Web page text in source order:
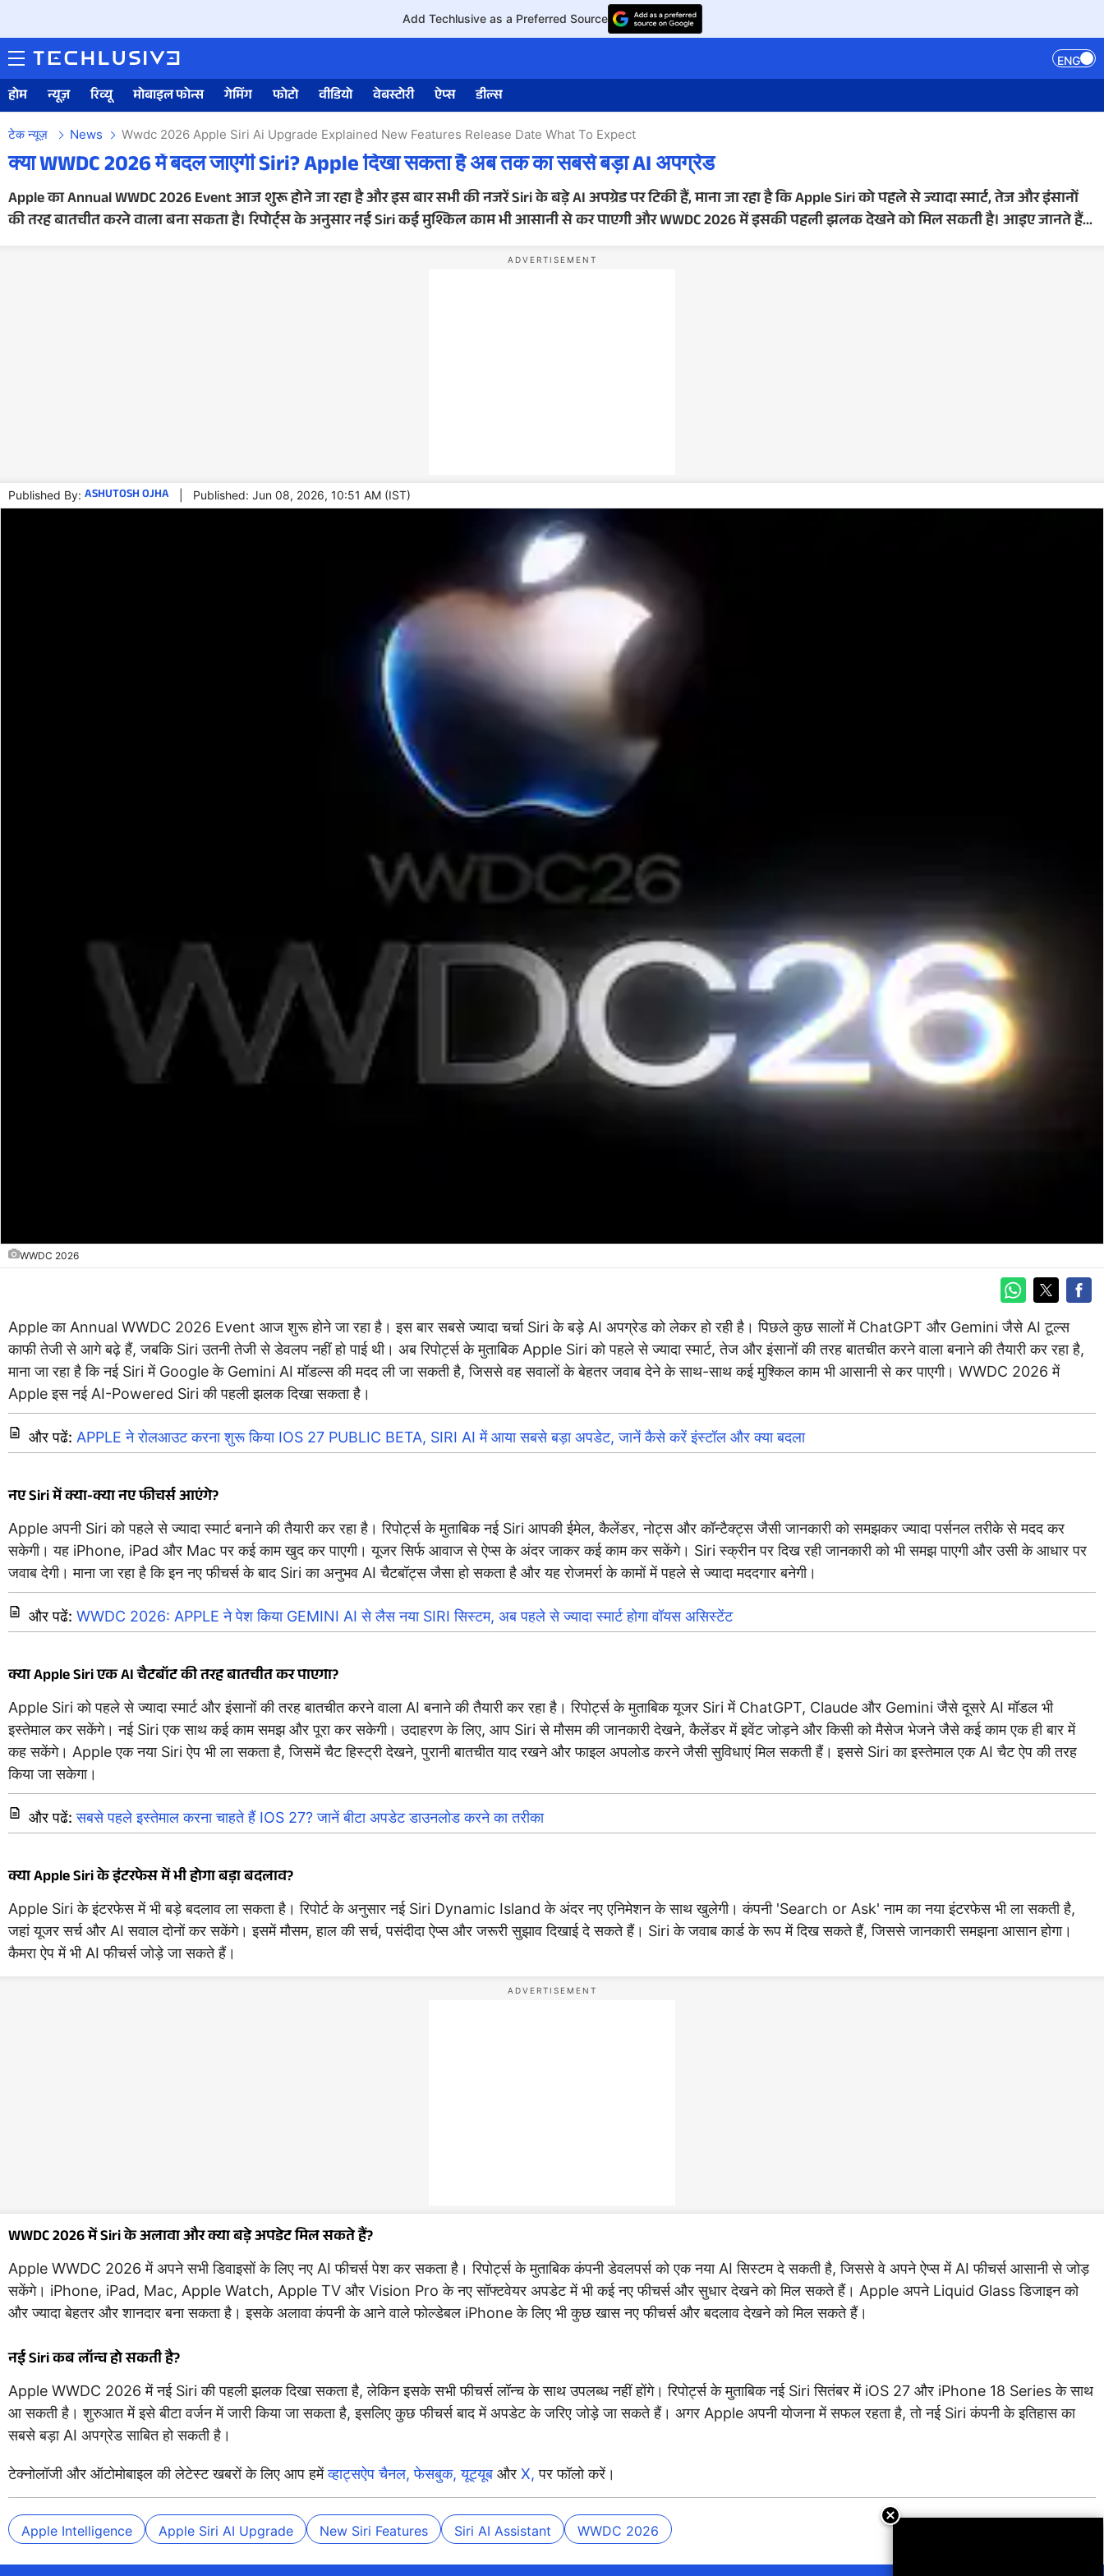
Add Techlusive as a Preferred Source
ENG
होम न्यूज़ रिव्यू मोबाइल फोन्स गेमिंग फोटो वीडियो वेबस्टोरी ऐप्स डील्स
टेक न्यूज़ News Wwdc 2026 Apple Siri Ai Upgrade Explained New Features Release Date What To Expect
क्या WWDC 2026 में बदल जाएगी Siri? Apple दिखा सकता है अब तक का सबसे बड़ा AI अपग्रेड
Apple का Annual WWDC 2026 Event आज शुरू होने जा रहा है और इस बार सभी की नजरें Siri के बड़े AI अपग्रेड पर टिकी हैं, माना जा रहा है कि Apple Siri को पहले से ज्यादा स्मार्ट, तेज और इंसानों
की तरह बातचीत करने वाला बना सकता है। रिपोर्ट्स के अनुसार नई Siri कई मुश्किल काम भी आसानी से कर पाएगी और WWDC 2026 में इसकी पहली झलक देखने को मिल सकती है। आइए जानते हैं...
Published By: ASHUTOSH OJHA Published: Jun 08, 2026, 10:51 AM (IST)
WWDC 2026
Apple का Annual WWDC 2026 Event आज शुरू होने जा रहा है। इस बार सबसे ज्यादा चर्चा Siri के बड़े AI अपग्रेड को लेकर हो रही है। पिछले कुछ सालों में ChatGPT और Gemini जैसे AI टूल्स
काफी तेजी से आगे बढ़े हैं, जबकि Siri उतनी तेजी से डेवलप नहीं हो पाई थी। अब रिपोर्ट्स के मुताबिक Apple Siri को पहले से ज्यादा स्मार्ट, तेज और इंसानों की तरह बातचीत करने वाला बनाने की तैयारी कर रहा है,
माना जा रहा है कि नई Siri में Google के Gemini AI मॉडल्स की मदद ली जा सकती है, जिससे वह सवालों के बेहतर जवाब देने के साथ-साथ कई मुश्किल काम भी आसानी से कर पाएगी। WWDC 2026 में
Apple इस नई AI-Powered Siri की पहली झलक दिखा सकता है।
और पढें: APPLE ने रोलआउट करना शुरू किया IOS 27 PUBLIC BETA, SIRI AI में आया सबसे बड़ा अपडेट, जानें कैसे करें इंस्टॉल और क्या बदला
नए Siri में क्या-क्या नए फीचर्स आएंगे?
Apple अपनी Siri को पहले से ज्यादा स्मार्ट बनाने की तैयारी कर रहा है। रिपोर्ट्स के मुताबिक नई Siri आपकी ईमेल, कैलेंडर, नोट्स और कॉन्टैक्ट्स जैसी जानकारी को समझकर ज्यादा पर्सनल तरीके से मदद कर
सकेगी। यह iPhone, iPad और Mac पर कई काम खुद कर पाएगी। यूजर सिर्फ आवाज से ऐप्स के अंदर जाकर कई काम कर सकेंगे। Siri स्क्रीन पर दिख रही जानकारी को भी समझ पाएगी और उसी के आधार पर
जवाब देगी। माना जा रहा है कि इन नए फीचर्स के बाद Siri का अनुभव AI चैटबॉट्स जैसा हो सकता है और यह रोजमर्रा के कामों में पहले से ज्यादा मददगार बनेगी।
और पढें: WWDC 2026: APPLE ने पेश किया GEMINI AI से लैस नया SIRI सिस्टम, अब पहले से ज्यादा स्मार्ट होगा वॉयस असिस्टेंट
क्या Apple Siri एक AI चैटबॉट की तरह बातचीत कर पाएगा?
Apple Siri को पहले से ज्यादा स्मार्ट और इंसानों की तरह बातचीत करने वाला AI बनाने की तैयारी कर रहा है। रिपोर्ट्स के मुताबिक यूजर Siri में ChatGPT, Claude और Gemini जैसे दूसरे AI मॉडल भी
इस्तेमाल कर सकेंगे। नई Siri एक साथ कई काम समझ और पूरा कर सकेगी। उदाहरण के लिए, आप Siri से मौसम की जानकारी देखने, कैलेंडर में इवेंट जोड़ने और किसी को मैसेज भेजने जैसे कई काम एक ही बार में
कह सकेंगे। Apple एक नया Siri ऐप भी ला सकता है, जिसमें चैट हिस्ट्री देखने, पुरानी बातचीत याद रखने और फाइल अपलोड करने जैसी सुविधाएं मिल सकती हैं। इससे Siri का इस्तेमाल एक AI चैट ऐप की तरह
किया जा सकेगा।
और पढें:सबसे पहले इस्तेमाल करना चाहते हैं IOS 27? जानें बीटा अपडेट डाउनलोड करने का तरीका
क्या Apple Siri के इंटरफेस में भी होगा बड़ा बदलाव?
Apple Siri के इंटरफेस में भी बड़े बदलाव ला सकता है। रिपोर्ट के अनुसार नई Siri Dynamic Island के अंदर नए एनिमेशन के साथ खुलेगी। कंपनी 'Search or Ask' नाम का नया इंटरफेस भी ला सकती है,
जहां यूजर सर्च और AI सवाल दोनों कर सकेंगे। इसमें मौसम, हाल की सर्च, पसंदीदा ऐप्स और जरूरी सुझाव दिखाई दे सकते हैं। Siri के जवाब कार्ड के रूप में दिख सकते हैं, जिससे जानकारी समझना आसान होगा।
कैमरा ऐप में भी AI फीचर्स जोड़े जा सकते हैं।
WWDC 2026 में Siri के अलावा और क्या बड़े अपडेट मिल सकते हैं?
Apple WWDC 2026 में अपने सभी डिवाइसों के लिए नए AI फीचर्स पेश कर सकता है। रिपोर्ट्स के मुताबिक कंपनी डेवलपर्स को एक नया AI सिस्टम दे सकती है, जिससे वे अपने ऐप्स में AI फीचर्स आसानी से जोड़
सकेंगे। iPhone, iPad, Mac, Apple Watch, Apple TV और Vision Pro के नए सॉफ्टवेयर अपडेट में भी कई नए फीचर्स और सुधार देखने को मिल सकते हैं। Apple अपने Liquid Glass डिजाइन को
और ज्यादा बेहतर और शानदार बना सकता है। इसके अलावा कंपनी के आने वाले फोल्डेबल iPhone के लिए भी कुछ खास नए फीचर्स और बदलाव देखने को मिल सकते हैं।
नई Siri कब लॉन्च हो सकती है?
Apple WWDC 2026 में नई Siri की पहली झलक दिखा सकता है, लेकिन इसके सभी फीचर्स लॉन्च के साथ उपलब्ध नहीं होंगे। रिपोर्ट्स के मुताबिक नई Siri सितंबर में iOS 27 और iPhone 18 Series के साथ
आ सकती है। शुरुआत में इसे बीटा वर्जन में जारी किया जा सकता है, इसलिए कुछ फीचर्स बाद में अपडेट के जरिए जोड़े जा सकते हैं। अगर Apple अपनी योजना में सफल रहता है, तो नई Siri कंपनी के इतिहास का
सबसे बड़ा AI अपग्रेड साबित हो सकती है।
टेक्नोलॉजी और ऑटोमोबाइल की लेटेस्ट खबरों के लिए आप हमेंव्हाट्सऐप चैनल, फेसबुक, यूट्यूब और X, पर फॉलो करें।
Apple Intelligence Apple Siri AI Upgrade New Siri Features Siri AI Assistant WWDC 2026